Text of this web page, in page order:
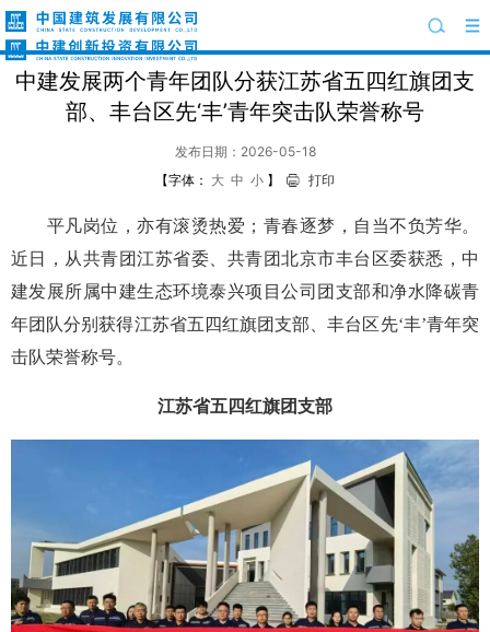
中建发展两个青年团队分获江苏省五四红旗团支
部、丰台区先‘丰’青年突击队荣誉称号
发布日期：2026-05-18
【字体： 大 中 小 】 打印
平凡岗位，亦有滚烫热爱；青春逐梦，自当不负芳华。
近日，从共青团江苏省委、共青团北京市丰台区委获悉，中
建发展所属中建生态环境泰兴项目公司团支部和净水降碳青
年团队分别获得江苏省五四红旗团支部、丰台区先‘丰’青年突
击队荣誉称号。
江苏省五四红旗团支部